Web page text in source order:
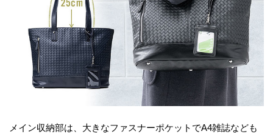
メイン収納部は、大きなファスナーポケットでA4雑誌なども